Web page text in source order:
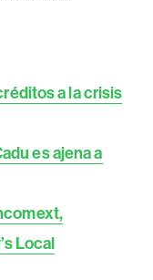
a la crisis
es ajena a
Local